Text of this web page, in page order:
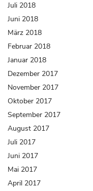
Juli 2018
Juni 2018
März 2018
Februar 2018
Januar 2018
Dezember 2017
November 2017
Oktober 2017
September 2017
August 2017
Juli 2017
Juni 2017
Mai 2017
April 2017